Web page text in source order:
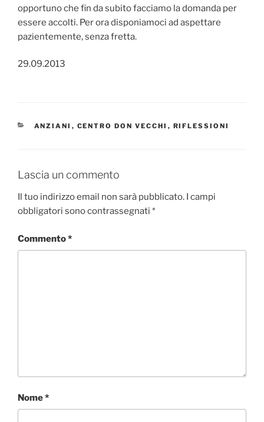
opportuno che fin da subito facciamo la domanda per
essere accolti. Per ora disponiamoci ad aspettare
pazientemente, senza fretta.
29.09.2013
CATEGORIE
ANZIANI , CENTRO DON VECCHI , RIFLESSIONI
Lascia un commento
Il tuo indirizzo email non sarà pubblicato. I campi
obbligatori sono contrassegnati *
Commento*
Nome*